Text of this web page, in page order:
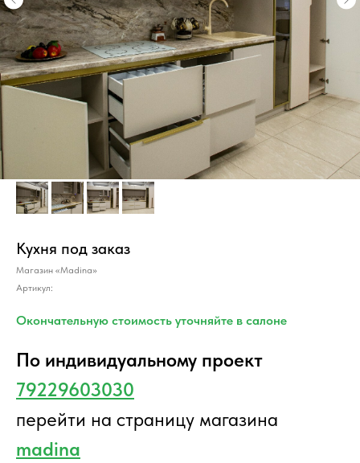
Кухня под заказ
Магазин «Madina»
Артикул:
Окончательную стоимость уточняйте в салоне
По индивидуальному проект
79229603030
перейти на страницу магазина
madina